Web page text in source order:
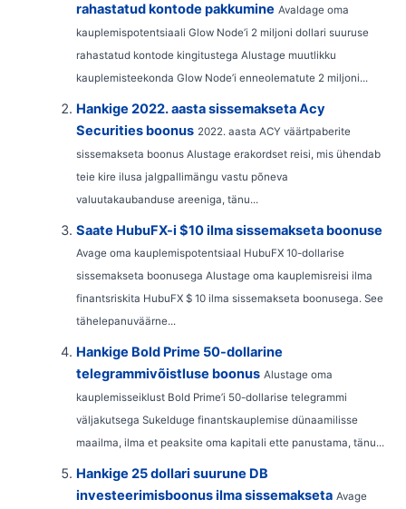
rahastatud kontode pakkumine Avaldage oma
kauplemispotentsiaali Glow Node’i 2 miljoni dollari suuruse
rahastatud kontode kingitustega Alustage muutlikku
kauplemisteekonda Glow Node’i enneolematute 2 miljoni...
Hankige 2022. aasta sissemakseta Acy
Securities boonus 2022. aasta ACY väärtpaberite
sissemakseta boonus Alustage erakordset reisi, mis ühendab
teie kire ilusa jalgpallimängu vastu põneva
valuutakaubanduse areeniga, tänu...
Saate HubuFX-i $10 ilma sissemakseta boonuse
Avage oma kauplemispotentsiaal HubuFX 10-dollarise
sissemakseta boonusega Alustage oma kauplemisreisi ilma
finantsriskita HubuFX $ 10 ilma sissemakseta boonusega. See
tähelepanuväärne...
Hankige Bold Prime 50-dollarine
telegrammivõistluse boonus Alustage oma
kauplemisseiklust Bold Prime’i 50-dollarise telegrammi
väljakutsega Sukelduge finantskauplemise dünaamilisse
maailma, ilma et peaksite oma kapitali ette panustama, tänu...
Hankige 25 dollari suurune DB
investeerimisboonus ilma sissemakseta Avage